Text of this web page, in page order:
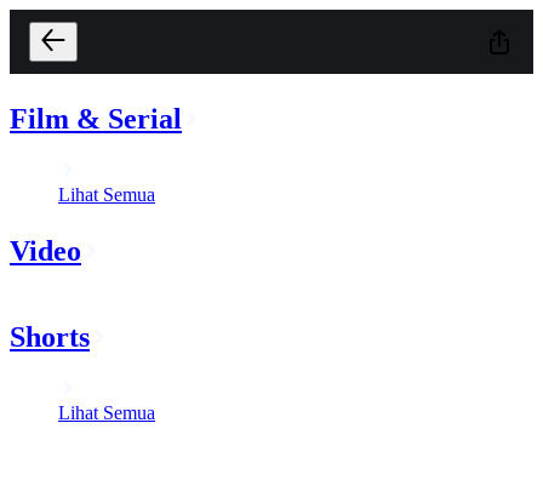
Film & Serial
Lihat Semua
Video
Shorts
Lihat Semua